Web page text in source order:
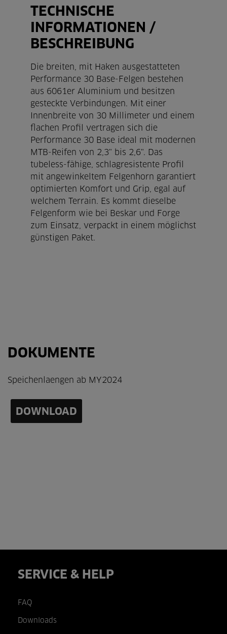
TECHNISCHE
INFORMATIONEN /
BESCHREIBUNG
Die breiten, mit Haken ausgestatteten
Performance 30 Base-Felgen bestehen
aus 6061er Aluminium und besitzen
gesteckte Verbindungen. Mit einer
Innenbreite von 30 Millimeter und einem
flachen Profil vertragen sich die
Performance 30 Base ideal mit modernen
MTB-Reifen von 2,3" bis 2,6". Das
tubeless-fähige, schlagresistente Profil
mit angewinkeltem Felgenhorn garantiert
optimierten Komfort und Grip, egal auf
welchem Terrain. Es kommt dieselbe
Felgenform wie bei Beskar und Forge
zum Einsatz, verpackt in einem möglichst
günstigen Paket.
DOKUMENTE
Speichenlaengen ab MY2024
DOWNLOAD
SERVICE & HELP
FAQ
Downloads